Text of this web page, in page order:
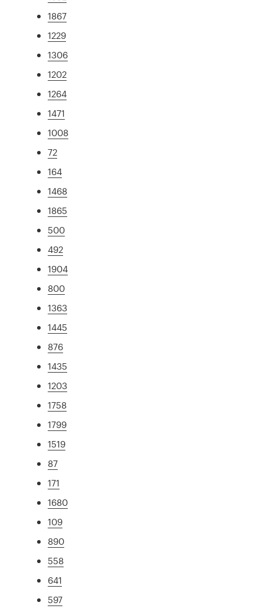
1867
1229
1306
1202
1264
1471
1008
72
164
1468
1865
500
492
1904
800
1363
1445
876
1435
1203
1758
1799
1519
87
171
1680
109
890
558
641
597